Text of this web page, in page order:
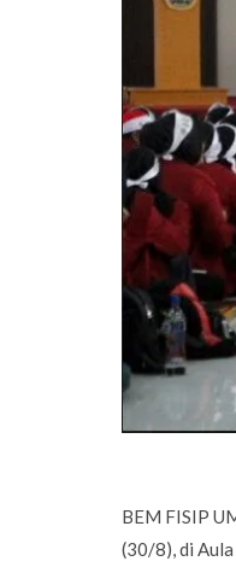
BEM FISIP
(30/8), di